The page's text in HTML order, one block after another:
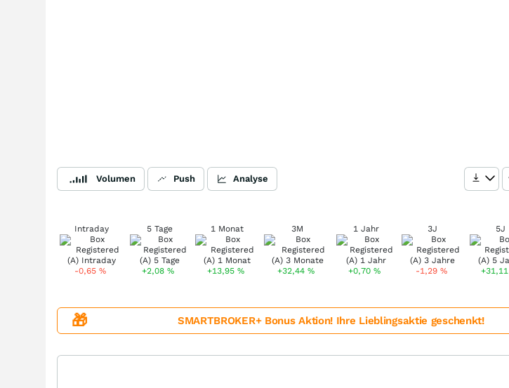
Volumen Push Analyse
Intraday
-0,65%
5 Tage
+2,08%
1 Monat
+13,95 %
3M
+32,44%
1 Jahr
+0,70%
3J
-1,29 %
5J
+31,11
🎁 SMARTBROKER+ Bonus Aktion! Ihre Lieblingsaktie geschenkt!